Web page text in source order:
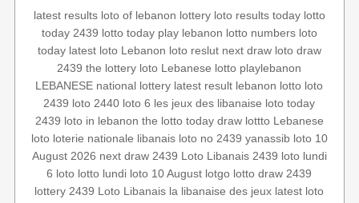
latest results loto of lebanon lottery loto results today lotto
today 2439 lotto today play lebanon lotto numbers loto
today latest loto Lebanon loto reslut next draw loto draw
2439 the lottery loto Lebanese lotto playlebanon
LEBANESE national lottery latest result lebanon lotto loto
2439 loto 2440 loto 6 les jeux des libanaise loto today
2439 loto in lebanon the lotto today draw lottto Lebanese
loto loterie nationale libanais loto no 2439 yanassib loto 10
August 2026 next draw 2439 Loto Libanais 2439 loto lundi
6 loto lotto lundi loto 10 August lotgo lotto draw 2439
lottery 2439 Loto Libanais la libanaise des jeux latest loto